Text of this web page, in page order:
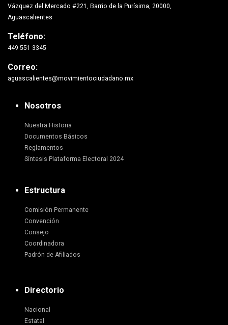
Vázquez del Mercado #221, Barrio de la Purísima, 20000,
Aguascalientes
Teléfono:
449 551 3345
Correo:
aguascalientes@movimientociudadano.mx
Nosotros
Nuestra Historia
Documentos Básicos
Reglamentos
Síntesis Plataforma Electoral 2024
Estructura
Comisión Permanente
Convención
Consejo
Coordinadora
Padrón de Afiliados
Directorio
Nacional
Estatal